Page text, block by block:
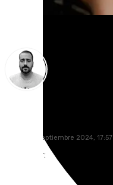
jueves, 12 septiembre 2024, 17:57
Compartir: